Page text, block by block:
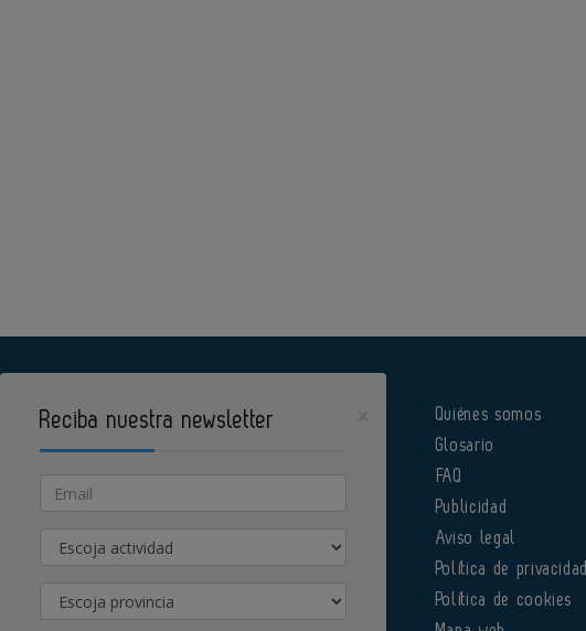
Órgano institucional de la AEFI
Quiénes somos
Glosario
FAQ
Publicidad
Aviso legal
Política de privacidad
Política de cookies
Reciba nuestra newsletter
Email
Actividad
Provincia